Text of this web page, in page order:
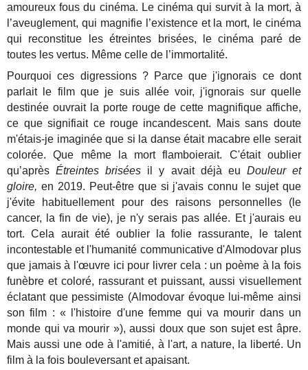
amoureux fous du cinéma. Le cinéma qui survit à la mort, à
l’aveuglement, qui magnifie l’existence et la mort, le cinéma
qui reconstitue les étreintes brisées, le cinéma paré de
toutes les vertus. Même celle de l’immortalité.
Pourquoi ces digressions ? Parce que j'ignorais ce dont
parlait le film que je suis allée voir, j'ignorais sur quelle
destinée ouvrait la porte rouge de cette magnifique affiche,
ce que signifiait ce rouge incandescent. Mais sans doute
m'étais-je imaginée que si la danse était macabre elle serait
colorée. Que même la mort flamboierait. C'était oublier
qu’aprèsÉtreintes brisées il y avait déjà eu Douleur et
gloire, en 2019. Peut-être que si j'avais connu le sujet que
j'évite habituellement pour des raisons personnelles (le
cancer, la fin de vie), je n'y serais pas allée. Et j'aurais eu
tort. Cela aurait été oublier la folie rassurante, le talent
incontestable et l'humanité communicative d'Almodovar plus
que jamais à l'œuvre ici pour livrer cela : un poème à la fois
funèbre et coloré, rassurant et puissant, aussi visuellement
éclatant que pessimiste (Almodovar évoque lui-même ainsi
son film : « l'histoire d'une femme qui va mourir dans un
monde qui va mourir »), aussi doux que son sujet est âpre.
Mais aussi une ode à l'amitié, à l'art, a nature, la liberté. Un
film à la fois bouleversant et apaisant.